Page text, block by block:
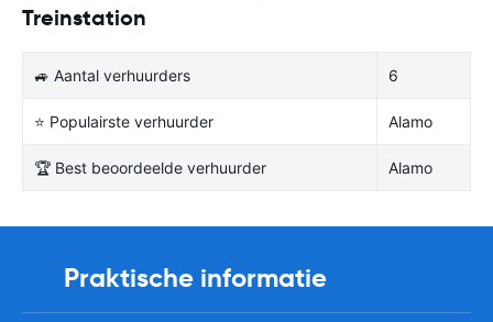
Treinstation
🚙 Aantal verhuurders 6
⭐ Populairste verhuurder Alamo
🏆 Best beoordeelde verhuurder Alamo
Praktische informatie